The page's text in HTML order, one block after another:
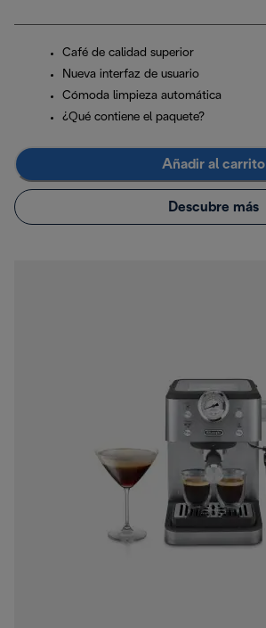
Café de calidad superior
Nueva interfaz de usuario
Cómoda limpieza automática
¿Qué contiene el paquete?
Añadir al carrito
Descubre más